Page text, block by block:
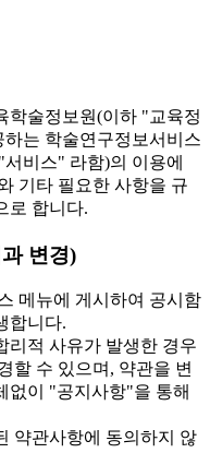
학술정보원(이하 "교육정
하는 학술연구정보서비스
비스" 라함)의 이용에
기타 필요한 사항을 규
로 합니다.
변경)
메뉴에 게시하여 공시함
합니다.
적 사유가 발생한 경우
할 수 있으며, 약관을 변
없이 "공지사항"을 통해
약관사항에 동의하지 않